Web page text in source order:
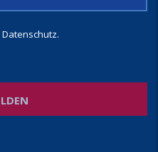
Datenschutz.